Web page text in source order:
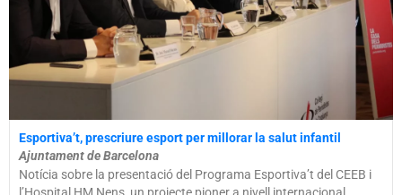
Esportiva’t, prescriure esport per millorar la salut infantil
Ajuntament de Barcelona
Notícia sobre la presentació del Programa Esportiva’t del CEEB i
l’Hospital HM Nens, un projecte pioner a nivell internacional.